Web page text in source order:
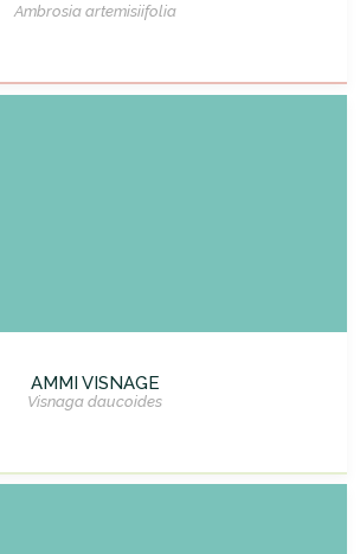
Ambrosia artemisiifolia
AMMI VISNAGE
Visnaga daucoides